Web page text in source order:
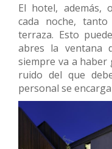
El hotel, además,
cada noche,
terraza. Esto
abres la ventana
siempre va a haber
ruido del que
personal se